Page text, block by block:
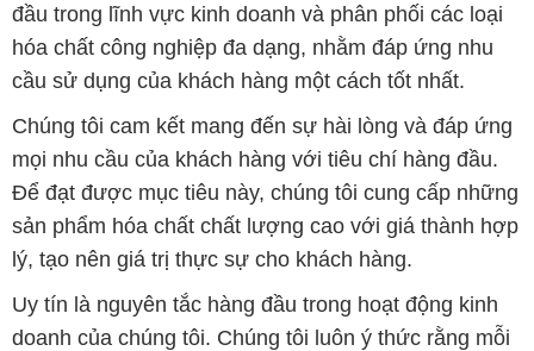
đầu trong lĩnh vực kinh doanh và phân phối các loại
hóa chất công nghiệp đa dạng, nhằm đáp ứng nhu
cầu sử dụng của khách hàng một cách tốt nhất.
Chúng tôi cam kết mang đến sự hài lòng và đáp ứng
mọi nhu cầu của khách hàng với tiêu chí hàng đầu.
Để đạt được mục tiêu này, chúng tôi cung cấp những
sản phẩm hóa chất chất lượng cao với giá thành hợp
lý, tạo nên giá trị thực sự cho khách hàng.
Uy tín là nguyên tắc hàng đầu trong hoạt động kinh
doanh của chúng tôi. Chúng tôi luôn ý thức rằng mỗi